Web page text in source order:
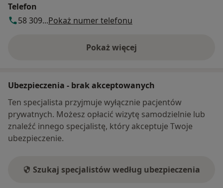
Telefon
58 309...Pokaż numer telefonu
Pokaż więcej
o adresie
Ubezpieczenia - brak akceptowanych
Ten specjalista przyjmuje wyłącznie pacjentów
prywatnych. Możesz opłacić wizytę samodzielnie lub
znaleźć innego specjalistę, który akceptuje Twoje
ubezpieczenie.
Szukaj specjalistów według ubezpieczenia